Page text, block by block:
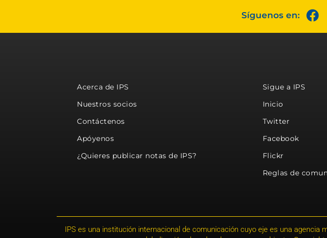
Síguenos en:
Acerca de IPS
Nuestros socios
Contáctenos
Apóyenos
¿Quieres publicar notas de IPS?
Sigue a IPS
Inicio
Twitter
Facebook
Flickr
Reglas de
IPS es una institución internacional de comunicación cuyo eje es una